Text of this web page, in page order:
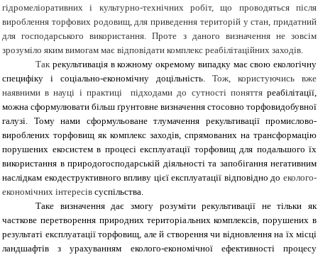
гідромеліоративних і культурно-технічних робіт, що проводяться після
вироблення торфових родовищ, для приведення територій у стан, придатний
для господарського використання. Проте з даного визначення не зовсім
зрозуміло яким вимогам має відповідати комплекс реабілітаційних заходів.
Так рекультивація в кожному окремому випадку має свою екологічну
специфіку і соціально-економічну доцільність. Тож, користуючись вже
наявними в науці і практиці підходами до сутності поняття реабілітації,
можна сформулювати більш ґрунтовне визначення стосовно торфовидобувної
галузі. Тому нами сформульоване тлумачення рекультивації промислово-
вироблених торфовищ як комплекс заходів, спрямованих на трансформацію
порушених екосистем в процесі експлуатації торфовищ для подальшого їх
використання в природогосподарській діяльності та запобігання негативним
наслідкам екодеструктивного впливу цієї експлуатації відповідно до еколого-
економічних інтересів суспільства.
Таке визначення дає змогу розуміти рекультивації не тільки як
часткове перетворення природних територіальних комплексів, порушених в
результаті експлуатації торфовищ, але й створення чи відновлення на їх місці
ландшафтів з урахуванням еколого-економічної ефективності процесу